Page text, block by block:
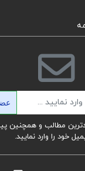
مطالب و همچنین
خود را وارد نمایید.